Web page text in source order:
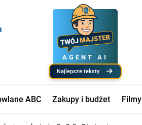
AGENT AI
najlepsze teksty
ABC Zakupy i budżet Filmy